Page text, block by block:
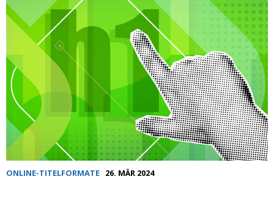
ONLINE-TITELFORMATE 26. MÄR 2024